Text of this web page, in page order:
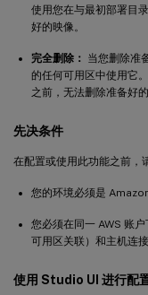
使用您在与最初部署目
好的映像。
完全删除：
当您删除准
的任何可用区中使用它
之前，无法删除准备好的
先决条件
在配置或使用此功能之前，
您的环境必须是
您必须在同一 AWS 账
可用区关联）和主机连
使用 Studio UI 进行配